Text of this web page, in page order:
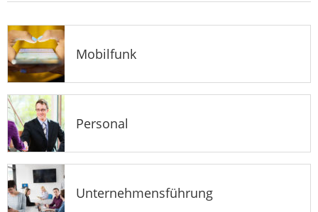
Mobilfunk
Personal
Unternehmensführung